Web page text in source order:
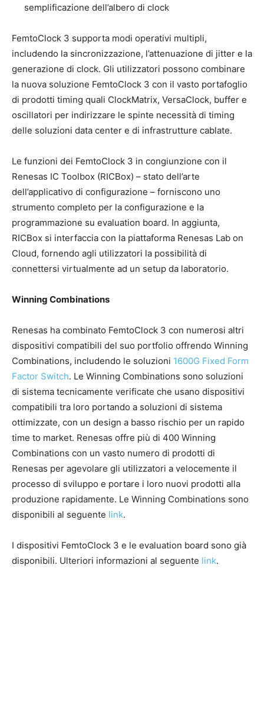
semplificazione dell’albero di clock
FemtoClock 3 supporta modi operativi multipli,
includendo la sincronizzazione, l’attenuazione di jitter e la
generazione di clock. Gli utilizzatori possono combinare
la nuova soluzione FemtoClock 3 con il vasto portafoglio
di prodotti timing quali ClockMatrix, VersaClock, buffer e
oscillatori per indirizzare le spinte necessità di timing
delle soluzioni data center e di infrastrutture cablate.
Le funzioni dei FemtoClock 3 in congiunzione con il
Renesas IC Toolbox (RICBox) – stato dell’arte
dell’applicativo di configurazione – forniscono uno
strumento completo per la configurazione e la
programmazione su evaluation board. In aggiunta,
RICBox si interfaccia con la piattaforma Renesas Lab on
Cloud, fornendo agli utilizzatori la possibilità di
connettersi virtualmente ad un setup da laboratorio.
Winning Combinations
Renesas ha combinato FemtoClock 3 con numerosi altri
dispositivi compatibili del suo portfolio offrendo Winning
Combinations, includendo le soluzioni 1600G Fixed Form
Factor Switch. Le Winning Combinations sono soluzioni
di sistema tecnicamente verificate che usano dispositivi
compatibili tra loro portando a soluzioni di sistema
ottimizzate, con un design a basso rischio per un rapido
time to market. Renesas offre più di 400 Winning
Combinations con un vasto numero di prodotti di
Renesas per agevolare gli utilizzatori a velocemente il
processo di sviluppo e portare i loro nuovi prodotti alla
produzione rapidamente. Le Winning Combinations sono
disponibili al seguente link.
I dispositivi FemtoClock 3 e le evaluation board sono già
disponibili. Ulteriori informazioni al seguente link.